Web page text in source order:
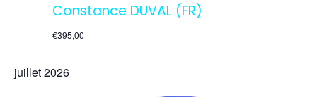
Constance DUVAL (FR)
€395,00
juillet 2026